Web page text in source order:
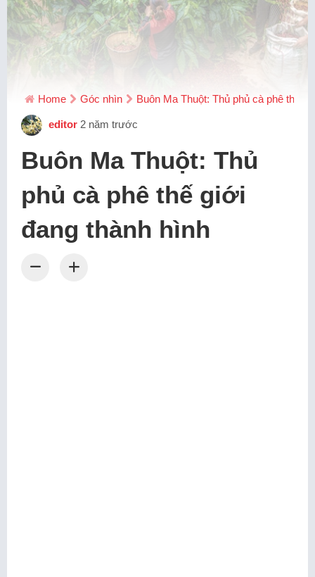
Home Góc nhìn Buôn Ma Thuột: Thủ phủ cà phê thế
editor 2 năm trước
Buôn Ma Thuột: Thủ
phủ cà phê thế giới
đang thành hình